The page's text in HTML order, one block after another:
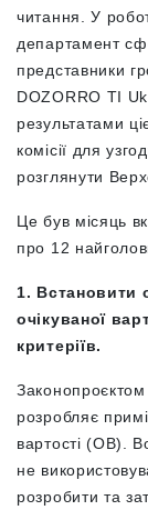
читання. У
департамент
представники
DOZORRO TI
результатами
комісії для
розглянути
Це був місяць
про 12
1. Встановити
очікуваної
критеріїв.
розробляє
вартості (ОВ).
не
розробити та